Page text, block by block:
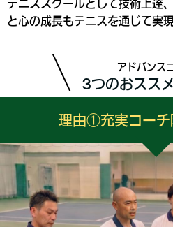
テニススクールとして技術上達
と心の成長もテニスを通じて実現
アドバンス
3つのおスス
理由①充実コーチ